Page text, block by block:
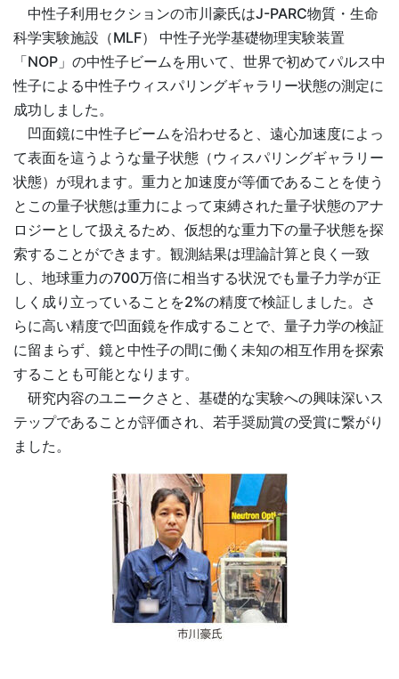
中性子利用セクションの市川豪氏はJ-PARC物質・生命
科学実験施設（MLF） 中性子光学基礎物理実験装置
「NOP」の中性子ビームを用いて、世界で初めてパルス中
性子による中性子ウィスパリングギャラリー状態の測定に
成功しました。
凹面鏡に中性子ビームを沿わせると、遠心加速度によっ
て表面を這うような量子状態（ウィスパリングギャラリー
状態）が現れます。重力と加速度が等価であることを使う
とこの量子状態は重力によって束縛された量子状態のアナ
ロジーとして扱えるため、仮想的な重力下の量子状態を探
索することができます。観測結果は理論計算と良く一致
し、地球重力の700万倍に相当する状況でも量子力学が正
しく成り立っていることを2%の精度で検証しました。さ
らに高い精度で凹面鏡を作成することで、量子力学の検証
に留まらず、鏡と中性子の間に働く未知の相互作用を探索
することも可能となります。
研究内容のユニークさと、基礎的な実験への興味深いス
テップであることが評価され、若手奨励賞の受賞に繋がり
ました。